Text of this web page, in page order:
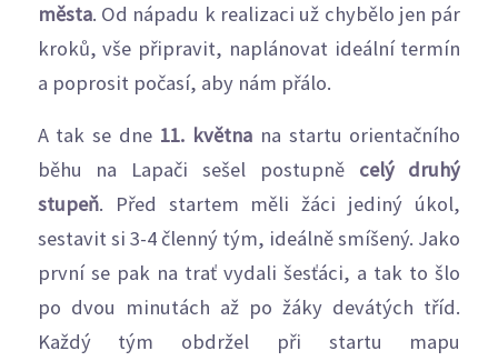
města. Od nápadu k realizaci už chybělo jen pár
kroků, vše připravit, naplánovat ideální termín
a poprosit počasí, aby nám přálo.
A tak se dne 11. květnana startu orientačního
běhu na Lapači sešel postupně celý druhý
stupeň. Před startem měli žáci jediný úkol,
sestavit si 3-4 členný tým, ideálně smíšený. Jako
první se pak na trať vydali šesťáci, a tak to šlo
po dvou minutách až po žáky devátých tříd.
Každý tým obdržel při startu mapu